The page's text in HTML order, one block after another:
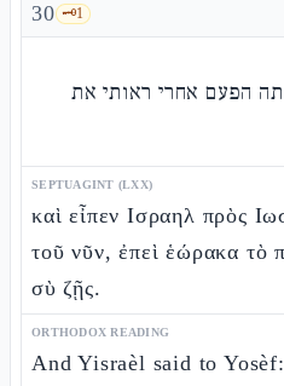
30 🗝️1
הפעם אחרי ראותי את
SEPTUAGINT (LXX)
καὶ εἶπεν Ισραηλ πρὸς
τοῦ νῦν, ἐπεὶ ἑώρακα τὸ
σὺ ζῇς.
ORTHODOX READING
And Yisraèl said to Yosèf: